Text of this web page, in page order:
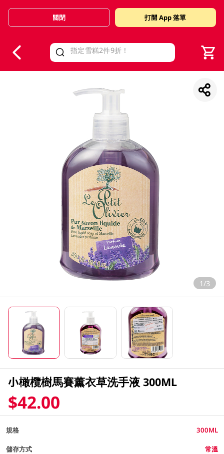
Valid Until 30 June 2026
關閉 打開 App 落單
1/3
小橄欖樹馬賽薰衣草洗手液 300ML
$42.00
規格 300ML
儲存方式 常溫